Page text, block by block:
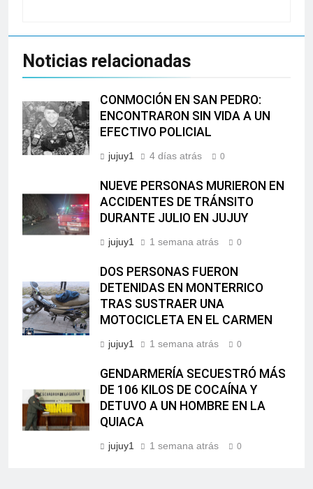
Noticias relacionadas
CONMOCIÓN EN SAN PEDRO:
ENCONTRARON SIN VIDA A UN
EFECTIVO POLICIAL
jujuy1 4 días atrás 0
NUEVE PERSONAS MURIERON EN
ACCIDENTES DE TRÁNSITO
DURANTE JULIO EN JUJUY
jujuy1 1 semana atrás 0
DOS PERSONAS FUERON
DETENIDAS EN MONTERRICO
TRAS SUSTRAER UNA
MOTOCICLETA EN EL CARMEN
jujuy1 1 semana atrás 0
GENDARMERÍA SECUESTRÓ MÁS
DE 106 KILOS DE COCAÍNA Y
DETUVO A UN HOMBRE EN LA
QUIACA
jujuy1 1 semana atrás 0